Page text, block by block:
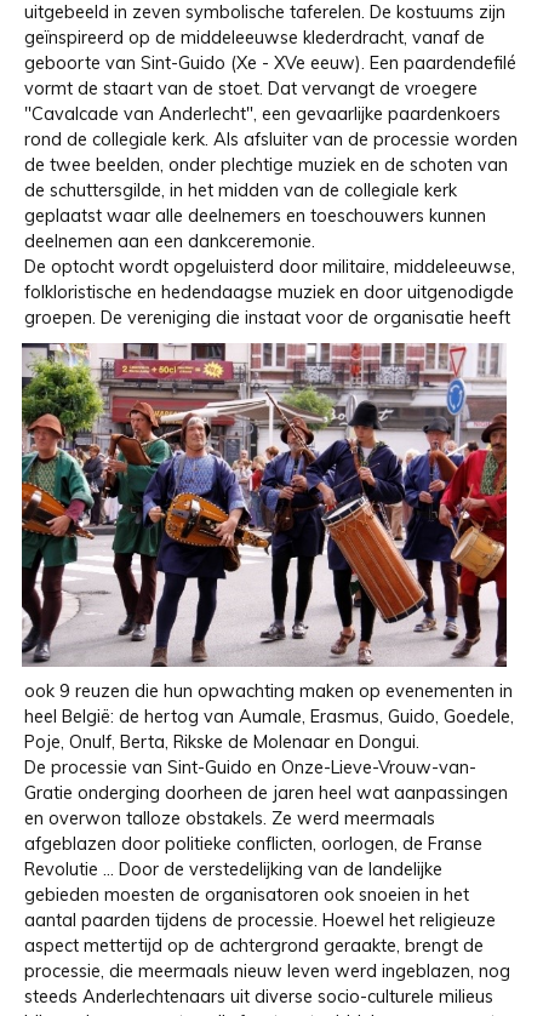
uitgebeeld in zeven symbolische taferelen. De kostuums zijn
geïnspireerd op de middeleeuwse klederdracht, vanaf de
geboorte van Sint-Guido (Xe - XVe eeuw). Een paardendefilé
vormt de staart van de stoet. Dat vervangt de vroegere
"Cavalcade van Anderlecht", een gevaarlijke paardenkoers
rond de collegiale kerk. Als afsluiter van de processie worden
de twee beelden, onder plechtige muziek en de schoten van
de schuttersgilde, in het midden van de collegiale kerk
geplaatst waar alle deelnemers en toeschouwers kunnen
deelnemen aan een dankceremonie.
De optocht wordt opgeluisterd door militaire, middeleeuwse,
folkloristische en hedendaagse muziek en door uitgenodigde
groepen. De vereniging die instaat voor de organisatie heeft
ook 9 reuzen die hun opwachting maken op evenementen in
heel België: de hertog van Aumale, Erasmus, Guido, Goedele,
Poje, Onulf, Berta, Rikske de Molenaar en Dongui.
De processie van Sint-Guido en Onze-Lieve-Vrouw-van-
Gratie onderging doorheen de jaren heel wat aanpassingen
en overwon talloze obstakels. Ze werd meermaals
afgeblazen door politieke conflicten, oorlogen, de Franse
Revolutie ... Door de verstedelijking van de landelijke
gebieden moesten de organisatoren ook snoeien in het
aantal paarden tijdens de processie. Hoewel het religieuze
aspect mettertijd op de achtergrond geraakte, brengt de
processie, die meermaals nieuw leven werd ingeblazen, nog
steeds Anderlechtenaars uit diverse socio-culturele milieus